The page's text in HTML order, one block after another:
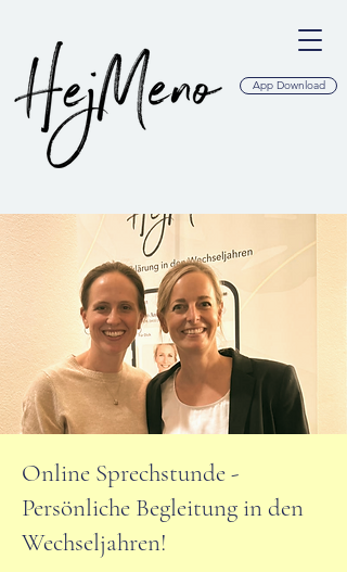
App Download
Online Sprechstunde -
Persönliche Begleitung in den
Wechseljahren!